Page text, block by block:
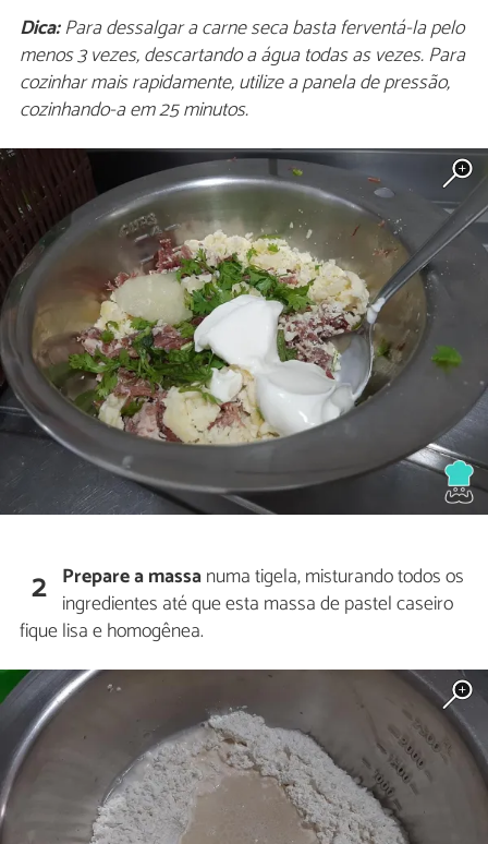
Dica:Para dessalgar a carne seca basta ferventá-la pelo
menos 3 vezes, descartando a água todas as vezes. Para
cozinhar mais rapidamente, utilize a panela de pressão,
cozinhando-a em 25 minutos.
2 Prepare a massanuma tigela, misturando todos os
ingredientes até que esta massa de pastel caseiro
fique lisa e homogênea.